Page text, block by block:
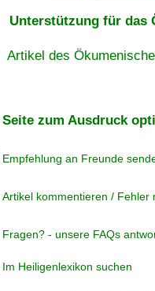
Unterstützung für das
Artikel des
Seite zum Ausdruck
Empfehlung an Freunde
Artikel kommentieren / Fehler
Fragen? - unsere FAQs
Im Heiligenlexikon suchen